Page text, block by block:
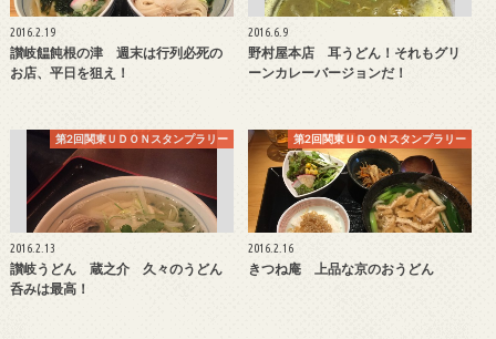
2016.2.19
讃岐饂飩根の津 週末は行列必死の
お店、平日を狙え！
2016.6.9
野村屋本店 耳うどん！それもグリ
ーンカレーバージョンだ！
第2回関東ＵＤＯＮスタンプラリー
2016.2.13
讃岐うどん 蔵之介 久々のうどん
呑みは最高！
第2回関東ＵＤＯＮスタンプラリー
2016.2.16
きつね庵 上品な京のおうどん